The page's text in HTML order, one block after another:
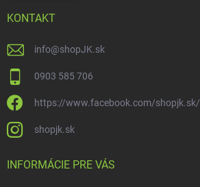
KONTAKT
info@shopJK.sk
0903 585 706
https://www.facebook.com/shopjk.sk/
shopjk.sk
INFORMÁCIE PRE VÁS